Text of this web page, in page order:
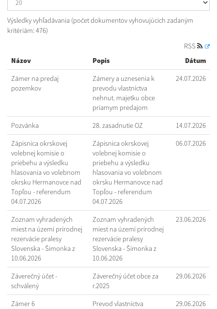
Výsledky vyhľadávania (počet dokumentov vyhovujúcich zadaným
kritériám: 476)
RSS
Názov
Popis Dátum
Zámer na predaj
pozemkov
Zámery a uznesenia k
prevodu vlastníctva
nehnut. majetku obce
priamym predajom
24.07.2026
Pozvánka 28. zasadnutie OZ 14.07.2026
Zápisnica okrskovej
volebnej komisie o
priebehu a výsledku
hlasovania vo volebnom
okrsku Hermanovce nad
Topľou - referendum
04.07.2026
Zápisnica okrskovej
volebnej komisie o
priebehu a výsledku
hlasovania vo volebnom
okrsku Hermanovce nad
Topľou - referendum
04.07.2026
06.07.2026
Zoznam vyhradených
miest na území prírodnej
rezervácie pralesy
Slovenska - Šimonka z
10.06.2026
Zoznam vyhradených
miest na území prírodnej
rezervácie pralesy
Slovenska - Šimonka z
10.06.2026
23.06.2026
Záverečný účet -
schválený
Záverečný účet obce za
r.2025
29.06.2026
Zámer 6
Prevod vlastníctva
29.06.2026